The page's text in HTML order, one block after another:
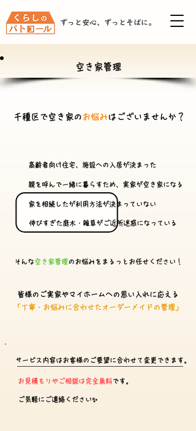
ずっと安心、ずっとそばに。
空き家管理
千種区で空き家のお悩みはございませんか？
高齢者向け住宅、施設への入居が決まった​
親を呼んで一緒に暮らすため、実家が空き家になる
家を相続したが利用方法が決まっていない
伸びすぎた庭木・雑草がご近所迷惑になっている
​そんな空き家管理のお悩みをまるっとお任せください！
皆様のご実家やマイホームへの思い入れに応える
「丁寧・お悩みに合わせたオーダーメイドの管理」
サービス内容はお客様のご要望に合わせて変更できます。
お見積もりやご相談は完全無料です。
ご気軽にご連絡ください✨